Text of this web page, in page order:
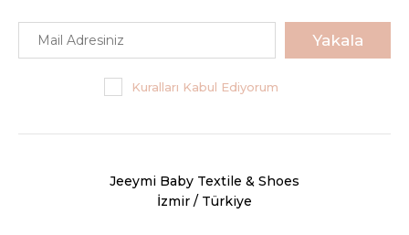
Yakala
Kuralları Kabul Ediyorum
Jeeymi Baby Textile & Shoes
İzmir / Türkiye